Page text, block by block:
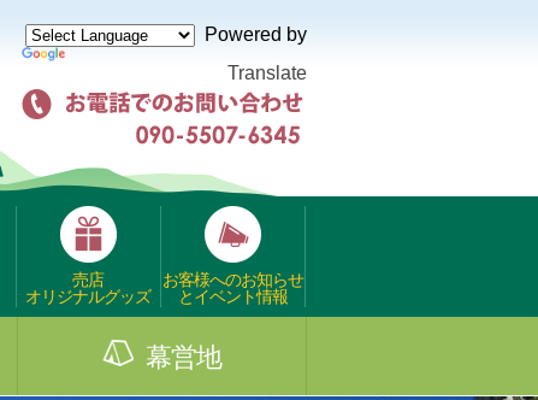
Powered by
Translate
売店
オリジナルグッズ
お客様へのお知らせ
とイベント情報
幕営地